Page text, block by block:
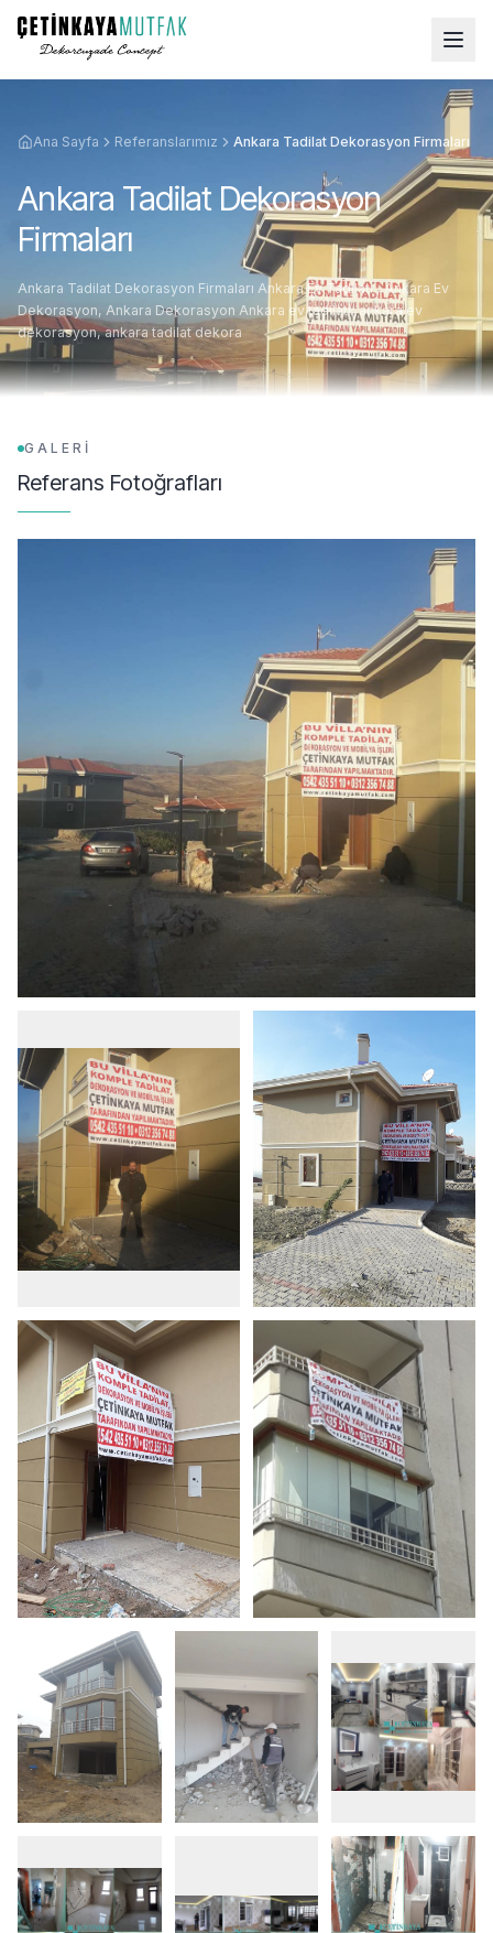
Ana Sayfa Referanslarımız Ankara Tadilat Dekorasyon Firmaları
Ankara Tadilat Dekorasyon
Firmaları
Ankara Tadilat Dekorasyon Firmaları Ankara Ev Tadilatı , Ankara Ev
Dekorasyon, Ankara Dekorasyon Ankara ev tadilatı, ankara ev
dekorasyon, ankara tadilat dekora
GALERİ
Referans Fotoğrafları